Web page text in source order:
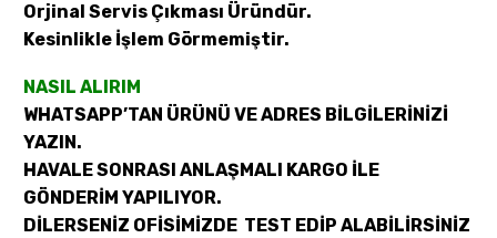
Orjinal Servis Çıkması Üründür.
Kesinlikle İşlem Görmemiştir.
NASIL ALIRIM
WHATSAPP’TAN ÜRÜNÜ VE ADRES BİLGİLERİNİZİ
YAZIN.
HAVALE SONRASI ANLAŞMALI KARGO İLE
GÖNDERİM YAPILIYOR.
DİLERSENİZ OFİSİMİZDE TEST EDİP ALABİLİRSİNİZ